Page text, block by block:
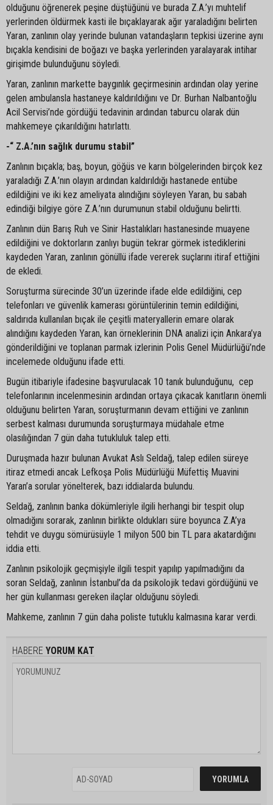
olduğunu öğrenerek peşine düştüğünü ve burada Z.A.’yı muhtelif
yerlerinden öldürmek kasti ile bıçaklayarak ağır yaraladığını belirten
Yaran, zanlının olay yerinde bulunan vatandaşların tepkisi üzerine aynı
bıçakla kendisini de boğazı ve başka yerlerinden yaralayarak intihar
girişimde bulunduğunu söyledi.
Yaran, zanlının markette baygınlık geçirmesinin ardından olay yerine
gelen ambulansla hastaneye kaldırıldığını ve Dr. Burhan Nalbantoğlu
Acil Servisi’nde gördüğü tedavinin ardından taburcu olarak dün
mahkemeye çıkarıldığını hatırlattı.
-“ Z.A.’nın sağlık durumu stabil”
Zanlının bıçakla; baş, boyun, göğüs ve karın bölgelerinden birçok kez
yaraladığı Z.A.’nın olayın ardından kaldırıldığı hastanede entübe
edildiğini ve iki kez ameliyata alındığını söyleyen Yaran, bu sabah
edindiği bilgiye göre Z.A.’nın durumunun stabil olduğunu belirtti.
Zanlının dün Barış Ruh ve Sinir Hastalıkları hastanesinde muayene
edildiğini ve doktorların zanlıyı bugün tekrar görmek istediklerini
kaydeden Yaran, zanlının gönüllü ifade vererek suçlarını itiraf ettiğini
de ekledi.
Soruşturma sürecinde 30’un üzerinde ifade elde edildiğini, cep
telefonları ve güvenlik kamerası görüntülerinin temin edildiğini,
saldırıda kullanılan bıçak ile çeşitli materyallerin emare olarak
alındığını kaydeden Yaran, kan örneklerinin DNA analizi için Ankara’ya
gönderildiğini ve toplanan parmak izlerinin Polis Genel Müdürlüğü’nde
incelemede olduğunu ifade etti.
Bugün itibariyle ifadesine başvurulacak 10 tanık bulunduğunu, cep
telefonlarının incelenmesinin ardından ortaya çıkacak kanıtların önemli
olduğunu belirten Yaran, soruşturmanın devam ettiğini ve zanlının
serbest kalması durumunda soruşturmaya müdahale etme
olasılığından 7 gün daha tutukluluk talep etti.
Duruşmada hazır bulunan Avukat Aslı Seldağ, talep edilen süreye
itiraz etmedi ancak Lefkoşa Polis Müdürlüğü Müfettiş Muavini
Yaran’a sorular yönelterek, bazı iddialarda bulundu.
Seldağ, zanlının banka dökümleriyle ilgili herhangi bir tespit olup
olmadığını sorarak, zanlının birlikte oldukları süre boyunca Z.A’ya
tehdit ve duygu sömürüsüyle 1 milyon 500 bin TL para akatardığını
iddia etti.
Zanlının psikolojik geçmişiyle ilgili tespit yapılıp yapılmadığını da
soran Seldağ, zanlının İstanbul’da da psikolojik tedavi gördüğünü ve
her gün kullanması gereken ilaçlar olduğunu söyledi.
Mahkeme, zanlının 7 gün daha poliste tutuklu kalmasına karar verdi.
HABERE YORUM KAT